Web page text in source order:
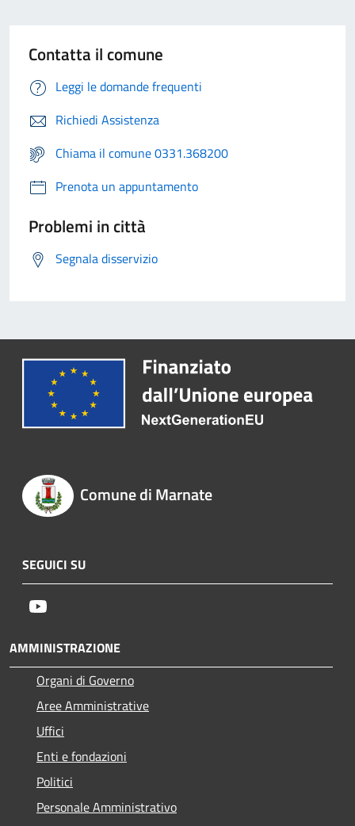
Contatta il comune
Leggi le domande frequenti
Richiedi Assistenza
Chiama il comune 0331.368200
Prenota un appuntamento
Problemi in città
Segnala disservizio
Comune di Marnate
SEGUICI SU
AMMINISTRAZIONE
Organi di Governo
Aree Amministrative
Uffici
Enti e fondazioni
Politici
Personale Amministrativo